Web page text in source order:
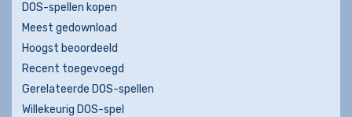
DOS-spellen kopen
Meest gedownload
Hoogst beoordeeld
Recent toegevoegd
Gerelateerde DOS-spellen
Willekeurig DOS-spel